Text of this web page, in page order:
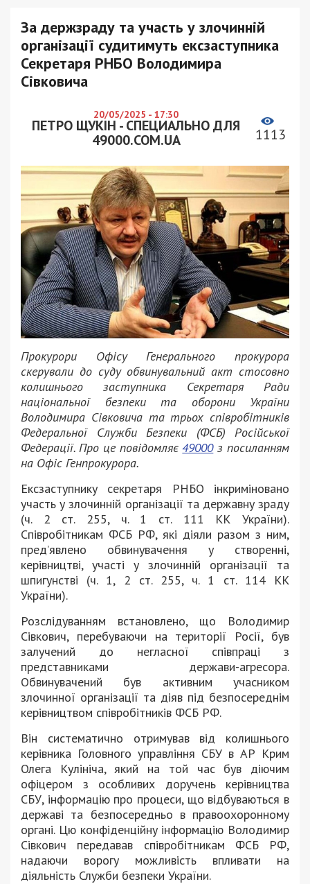
За держзраду та участь у злочинній
організації судитимуть ексзаступника
Секретаря РНБО Володимира
Сівковича
20/05/2025 - 17:30
ПЕТРО ЩУКІН - СПЕЦИАЛЬНО ДЛЯ
49000.COM.UA
1113
Прокурори Офісу Генерального прокурора
скерували до суду обвинувальний акт стосовно
колишнього заступника Секретаря Ради
національної безпеки та оборони України
Володимира Сівковича та трьох співробітників
Федеральної Служби Безпеки (ФСБ) Російської
Федерації. Про це повідомляє49000з посиланням
на Офіс Генпрокурора.
Ексзаступнику секретаря РНБО інкриміновано
участь у злочинній організації та державну зраду
(ч. 2 ст. 255, ч. 1 ст. 111 КК України).
Співробітникам ФСБ РФ, які діяли разом з ним,
пред’явлено обвинувачення у створенні,
керівництві, участі у злочинній організації та
шпигунстві (ч. 1, 2 ст. 255, ч. 1 ст. 114 КК
України).
Розслідуванням встановлено, що Володимир
Сівкович, перебуваючи на території Росії, був
залучений до негласної співпраці з
представниками держави-агресора.
Обвинувачений був активним учасником
злочинної організації та діяв під безпосереднім
керівництвом співробітників ФСБ РФ.
Він систематично отримував від колишнього
керівника Головного управління СБУ в АР Крим
Олега Кулініча, який на той час був діючим
офіцером з особливих доручень керівництва
СБУ, інформацію про процеси, що відбуваються в
державі та безпосередньо в правоохоронному
органі. Цю конфіденційну інформацію Володимир
Сівкович передавав співробітникам ФСБ РФ,
надаючи ворогу можливість впливати на
діяльність Служби безпеки України.